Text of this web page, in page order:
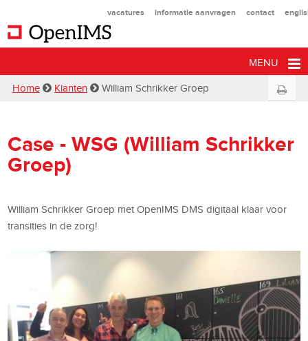
vacatures informatie aanvragen contact
MENU
Home Klanten William Schrikker Groep
Case - WSG (William Schrikker
Groep)
William Schrikker Groep met OpenIMS DMS digitaal klaar voor
transities in de zorg!